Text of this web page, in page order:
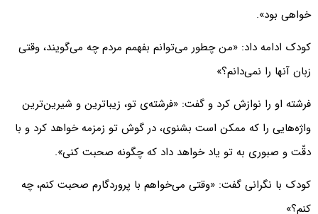
خواهی بود».
کودک ادامه داد: «من چطور می‌توانم بفهمم مردم چه می‌گویند، وقتی
زبان آنها را نمی‌دانم؟»
فرشته او را نوازش کرد و گفت: «فرشته‌ی تو، زیباترین و شیرین‌ترین
واژه‌هایی را که ممکن است بشنوی، در گوش تو زمزمه خواهد کرد و با
دقّت و صبوری به تو یاد خواهد داد که چگونه صحبت کنی».
کودک با نگرانی گفت: «وقتی می‌خواهم با پروردگارم صحبت کنم، چه
کنم؟»